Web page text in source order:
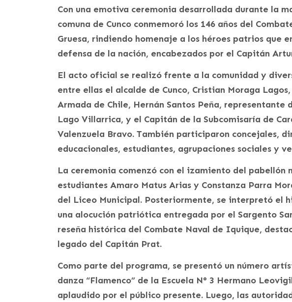
Con una emotiva ceremonia desarrollada durante la
comuna de Cunco conmemoró los 146 años del
Gruesa, rindiendo homenaje a los héroes patrios que
defensa de la nación, encabezados por el Capitán
El acto oficial se realizó frente a la comunidad y
entre ellas el alcalde de Cunco, Cristian Moraga
Armada de Chile, Hernán Santos Peña, representante
Lago Villarrica, y el Capitán de la Subcomisaría de
Valenzuela Bravo. También participaron concejales,
educacionales, estudiantes, agrupaciones sociales y
La ceremonia comenzó con el izamiento del pabellón
estudiantes Amaro Matus Arias y Constanza Parra
del Liceo Municipal. Posteriormente, se interpretó el
una alocución patriótica entregada por el Sargento
reseña histórica del Combate Naval de Iquique,
legado del Capitán Prat.
Como parte del programa, se presentó un número
danza “Flamenco” de la Escuela N° 3 Hermano
aplaudido por el público presente. Luego, las